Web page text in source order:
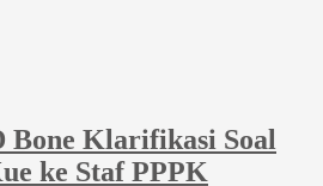
Bone Klarifikasi Soal
ke Staf PPPK